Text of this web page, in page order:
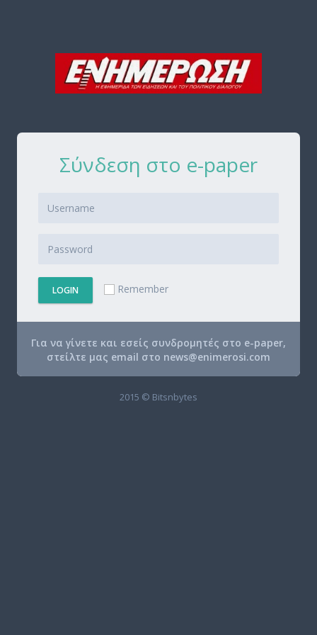
Σύνδεση στο e-paper
LOGIN Remember
Για να γίνετε και εσείς συνδρομητές στο e-paper,
στείλτε μας email στο news@enimerosi.com
2015 © Bitsnbytes